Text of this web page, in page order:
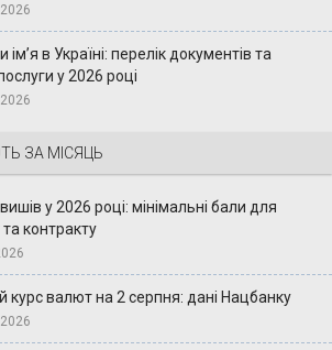
ім’я в Україні: перелік документів та
у 2026 році
ЗА МІСЯЦЬ
у 2026 році: мінімальні бали для
контракту
курс валют на 2 серпня: дані Нацбанку